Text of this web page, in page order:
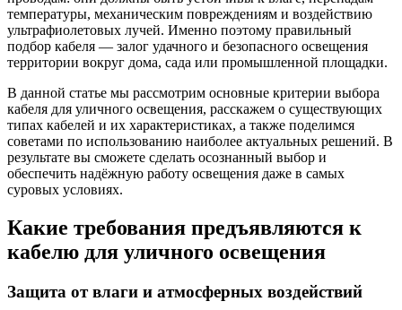
температуры, механическим повреждениям и воздействию
ультрафиолетовых лучей. Именно поэтому правильный
подбор кабеля — залог удачного и безопасного освещения
территории вокруг дома, сада или промышленной площадки.
В данной статье мы рассмотрим основные критерии выбора
кабеля для уличного освещения, расскажем о существующих
типах кабелей и их характеристиках, а также поделимся
советами по использованию наиболее актуальных решений. В
результате вы сможете сделать осознанный выбор и
обеспечить надёжную работу освещения даже в самых
суровых условиях.
Какие требования предъявляются к
кабелю для уличного освещения
Защита от влаги и атмосферных воздействий